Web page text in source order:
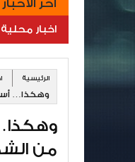
اخبار محلية
الرئيسية
وهكذا… أسدل الستار على
من